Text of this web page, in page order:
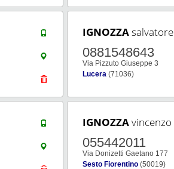
IGNOZZAsalvatore
0881548643
Via Pizzuto Giuseppe 3
Lucera (71036)
IGNOZZAvincenzo
055442011
Via Donizetti Gaetano 177
Sesto Fiorentino (50019)